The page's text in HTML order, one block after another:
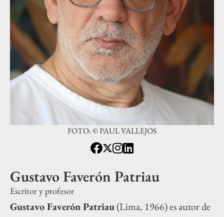
FOTO: © PAUL VALLEJOS
Gustavo Faverón Patriau
Escritor y profesor
Gustavo Faverón Patriau(Lima, 1966) es autor de